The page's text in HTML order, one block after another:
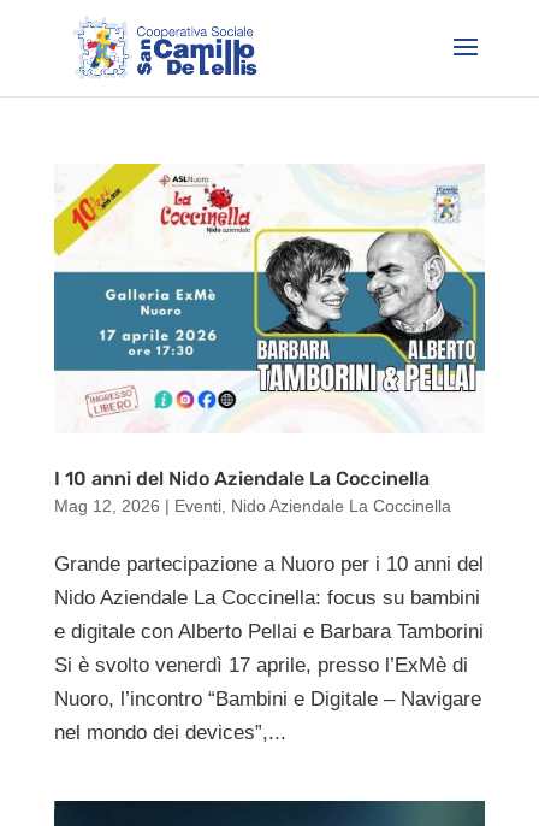
I 10 anni del Nido Aziendale La Coccinella
Mag 12, 2026 | Eventi, Nido Aziendale La Coccinella
Grande partecipazione a Nuoro per i 10 anni del
Nido Aziendale La Coccinella: focus su bambini
e digitale con Alberto Pellai e Barbara Tamborini
Si è svolto venerdì 17 aprile, presso l’ExMè di
Nuoro, l’incontro “Bambini e Digitale – Navigare
nel mondo dei devices”,...